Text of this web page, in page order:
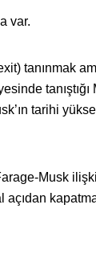
var.
tanınmak
tanıştığı
tarihi
Musk
kapatma